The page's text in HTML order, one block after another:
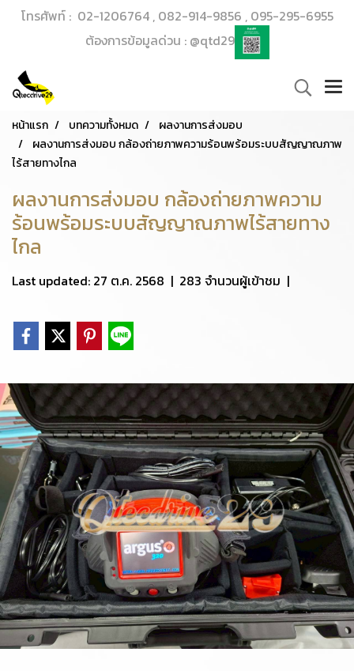
โทรศัพท์ : 02-1206764 , 082-914-9856 , 095-295-6955
ต้องการข้อมูลด่วน : @qtd29
หน้าแรก บทความทั้งหมด
ผลงานการส่งมอบ
ผลงานการส่งมอบ กล้องถ่ายภาพความร้อนพร้อมระบบสัญญาณภาพ
ไร้สายทางไกล
ผลงานการส่งมอบ กล้องถ่ายภาพความ
ร้อนพร้อมระบบสัญญาณภาพไร้สายทาง
ไกล
Last updated: 27 ต.ค. 2568 | 283 จำนวนผู้เข้าชม |